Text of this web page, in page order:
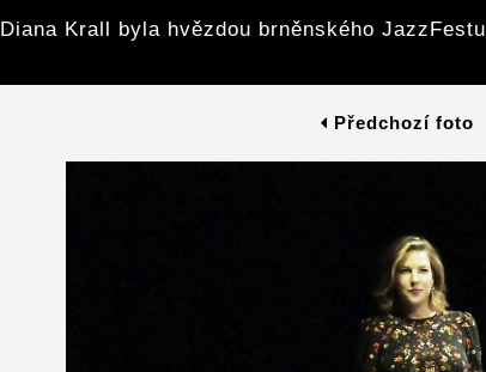
Diana Krall byla hvězdou brněnského JazzFestu
Předchozí foto